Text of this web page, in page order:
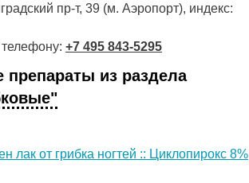
пр-т, 39 (м. Аэропорт), индекс:
+7 495 843-5295
препараты из раздела
лак от грибка ногтей :: Циклопирокс 8%